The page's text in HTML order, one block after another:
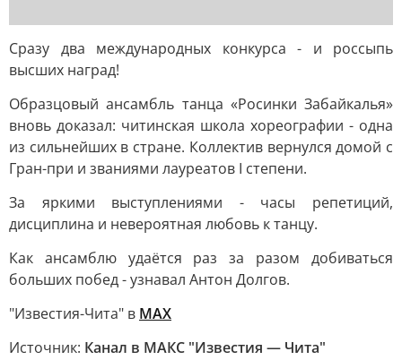
Сразу два международных конкурса - и россыпь
высших наград!
Образцовый ансамбль танца «Росинки Забайкалья»
вновь доказал: читинская школа хореографии - одна
из сильнейших в стране. Коллектив вернулся домой с
Гран-при и званиями лауреатов I степени.
За яркими выступлениями - часы репетиций,
дисциплина и невероятная любовь к танцу.
Как ансамблю удаётся раз за разом добиваться
больших побед - узнавал Антон Долгов.
"Известия-Чита" в МАХ
Источник: Канал в МАКС "Известия — Чита"